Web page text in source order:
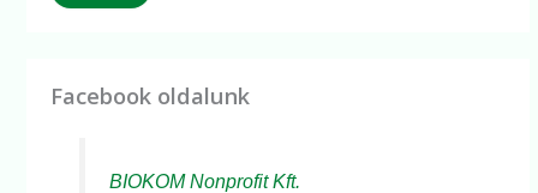
Facebook oldalunk
BIOKOM Nonprofit Kft.